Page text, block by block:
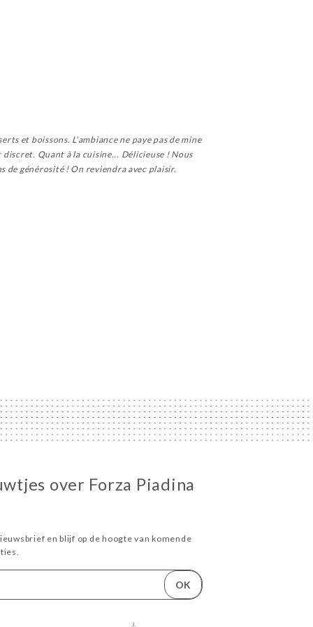
et boissons. L'ambiance ne paye pas de mine
Quant à la cuisine... Délicieuse ! Nous
de générosité ! On reviendra avec plaisir.
over Forza Piadina
en blijf op de hoogte van komende
OK